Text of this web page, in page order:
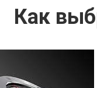
Как